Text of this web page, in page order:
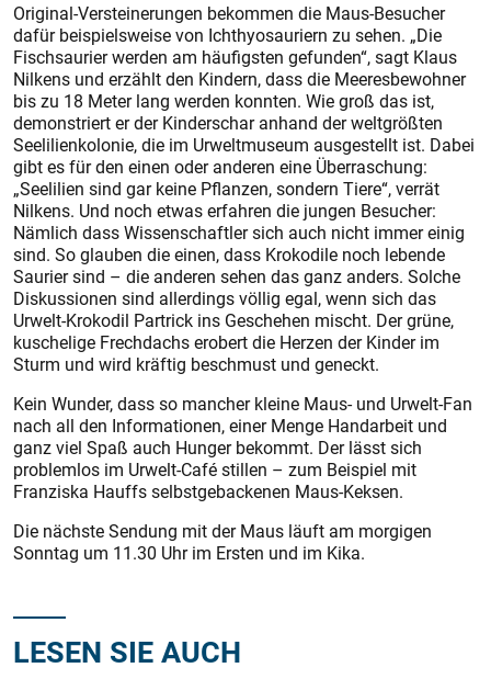
Original-Versteinerungen bekommen die Maus-Besucher
dafür beispielsweise von Ichthyosauriern zu sehen. „Die
Fischsaurier werden am häufigsten gefunden“, sagt Klaus
Nilkens und erzählt den Kindern, dass die Meeresbewohner
bis zu 18 Meter lang werden konnten. Wie groß das ist,
demonstriert er der Kinderschar anhand der weltgrößten
Seelilienkolonie, die im Urweltmuseum ausgestellt ist. Dabei
gibt es für den einen oder anderen eine Überraschung:
„Seelilien sind gar keine Pflanzen, sondern Tiere“, verrät
Nilkens. Und noch etwas erfahren die jungen Besucher:
Nämlich dass Wissenschaftler sich auch nicht immer einig
sind. So glauben die einen, dass Krokodile noch lebende
Saurier sind – die anderen sehen das ganz anders. Solche
Diskussionen sind allerdings völlig egal, wenn sich das
Urwelt-Krokodil Partrick ins Geschehen mischt. Der grüne,
kuschelige Frechdachs erobert die Herzen der Kinder im
Sturm und wird kräftig beschmust und geneckt.
Kein Wunder, dass so mancher kleine Maus- und Urwelt-Fan
nach all den Informationen, einer Menge Handarbeit und
ganz viel Spaß auch Hunger bekommt. Der lässt sich
problemlos im Urwelt-Café stillen – zum Beispiel mit
Franziska Hauffs selbstgebackenen Maus-Keksen.
Die nächste Sendung mit der Maus läuft am morgigen
Sonntag um 11.30 Uhr im Ersten und im Kika.
LESEN SIE AUCH